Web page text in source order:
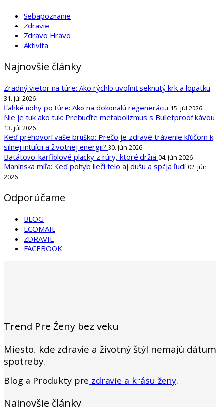
Sebapoznanie
Zdravie
Zdravo Hravo
Aktivita
Najnovšie články
Zradný vietor na túre: Ako rýchlo uvoľniť seknutý krk a lopatku
31. júl 2026
Ľahké nohy po túre: Ako na dokonalú regeneráciu 15. júl 2026
Nie je tuk ako tuk: Prebuďte metabolizmus s Bulletproof kávou
13. júl 2026
Keď prehovorí vaše bruško: Prečo je zdravé trávenie kľúčom k
silnej intuícii a životnej energii? 30. jún 2026
Batátovo-karfiolové placky z rúry, ktoré držia 04. jún 2026
Manínska míľa: Keď pohyb lieči telo aj dušu a spája ľudí02. jún
2026
Odporúčame
BLOG
ECOMAIL
ZDRAVIE
FACEBOOK
Trend Pre Ženy bez veku
Miesto, kde zdravie a životný štýl nemajú dátum
spotreby.
Blog a Produkty pre zdravie a krásu ženy.
Najnovšie články